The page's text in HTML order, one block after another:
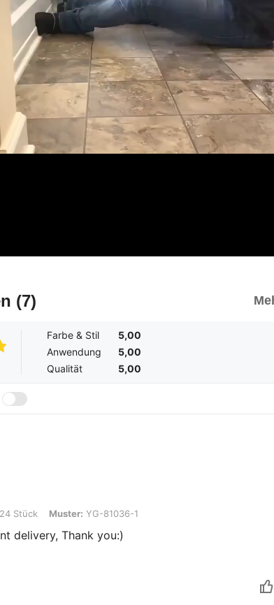
(7)
Farbe & Stil
5,00
Anwendung
5,00
Qualität
5,00
Muster: YG-81036-1
24 Stück Muster: YG-81036-1
delivery, Thank you:)